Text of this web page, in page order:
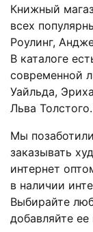
Книжный
всех
Роулинг,
В каталоге
современной
Уайльда,
Льва Толстого.
Мы
заказывать
интернет
в наличии
Выбирайте
добавляйте